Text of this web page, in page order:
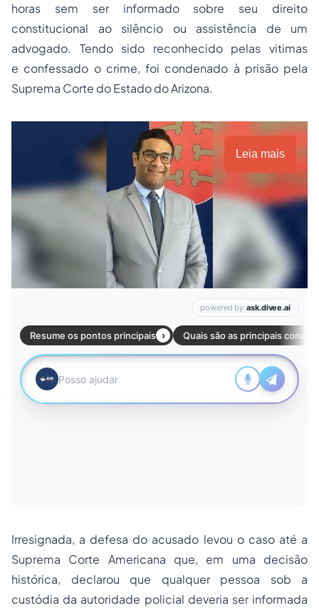
horas sem ser informado sobre seu direito
constitucional ao silêncio ou assistência de um
advogado. Tendo sido reconhecido pelas vitimas
e confessado o crime, foi condenado à prisão pela
Suprema Corte do Estado do Arizona.
Leia mais
Irresignada, a defesa do acusado levou o caso até a
Suprema Corte Americana que, em uma decisão
histórica, declarou que qualquer pessoa sob a
custódia da autoridade policial deveria ser informada